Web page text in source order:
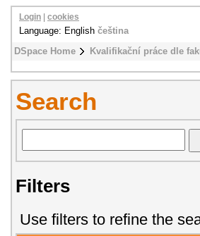
DSpace Home Kvalifikační práce dle
Login cookies
Language: English čeština
Search
Filters
Use filters to refine the